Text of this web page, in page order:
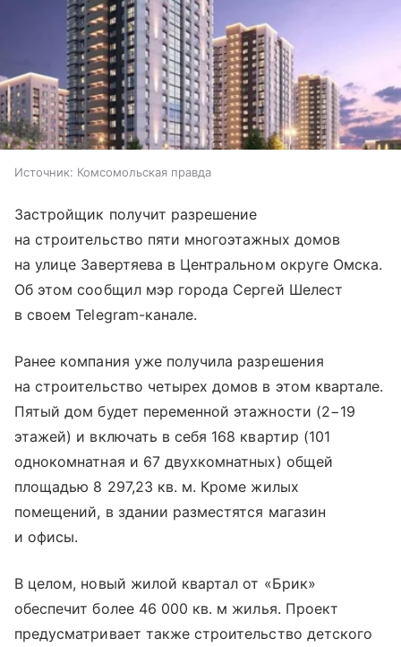
Источник: Комсомольская правда
Застройщик получит разрешение
на строительство пяти многоэтажных домов
на улице Завертяева в Центральном округе Омска.
Об этом сообщил мэр города Сергей Шелест
в своем Telegram-канале.
Ранее компания уже получила разрешения
на строительство четырех домов в этом квартале.
Пятый дом будет переменной этажности (2−19
этажей) и включать в себя 168 квартир (101
однокомнатная и 67 двухкомнатных) общей
площадью 8 297,23 кв. м. Кроме жилых
помещений, в здании разместятся магазин
и офисы.
В целом, новый жилой квартал от «Брик»
обеспечит более 46 000 кв. м жилья. Проект
предусматривает также строительство детского